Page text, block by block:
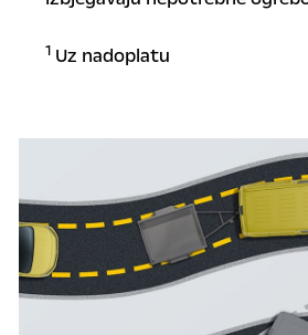
1Uz nadoplatu